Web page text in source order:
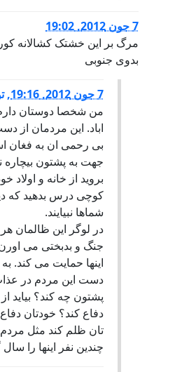
7 جون 2012, 19:02
مرگ بر این خشتک کشالانه
بدوی جنوبی
7 جون 2012, 19:16 ,
من شخصا دوستان
اباد. این مردمان از
بی رحمی ان به فغان
جهت به پشتون بیچاره
بروید از خانه و اولاد
کوچی درس بدهید که
شماها نبیایند.
در لوگر این ظالمان
جنگ و بدبختی می
اینها حمایت می کند.
دست این مردم در
پشتون چه کند؟ بیاید
دفاع کند؟ خودتان
تان ظلم کند مثل مردم
چندین نفر اینها را